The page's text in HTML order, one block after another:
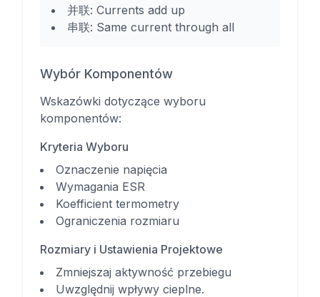
并联: Currents add up
串联: Same current through all
Wybór Komponentów
Wskazówki dotyczące wyboru
komponentów:
Kryteria Wyboru
Oznaczenie napięcia
Wymagania ESR
Koefficient termometry
Ograniczenia rozmiaru
Rozmiary i Ustawienia Projektowe
Zmniejszaj aktywność przebiegu
Uwzględnij wpływy cieplne.